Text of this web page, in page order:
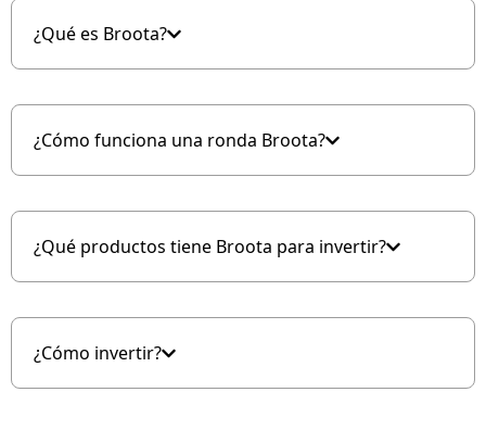
¿Qué es Broota?
¿Cómo funciona una ronda Broota?
¿Qué productos tiene Broota para invertir?
¿Cómo invertir?